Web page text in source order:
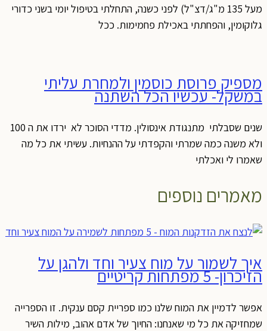
מעל 135 מ"ג/דצ"ל) לפני כשנה, התחלתי בטיפול יומי בשני כדורי
גלוקומין, והפחתתי באכילת פחמימות. ככל
מספיק פרוסת כוסמין ולמחרת עליתי
במשקל- עכשיו הכל השתנה
שנים שסבלתי מתנגודת אינסולין. מדדי הסוכר לא ירדו את ה 100
ולא משנה כמה שמרתי והקפדתי על ההנחיות. עשיתי את כל מה
שאמרו לי ואכלתי
מאמרים נוספים
איך לשמור על מוח צעיר וחד ולהגן על
הזיכרון- 5 מפתחות קריטיים
אפשר לדמיין את המוח שלנו כמו ספריית קסם ענקית. זו הספרייה
שמחזיקה את כל מי שאנחנו: החיוך של אדם אהוב, מילות השיר